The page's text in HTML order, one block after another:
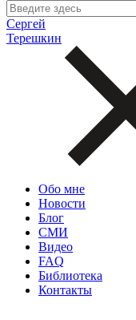
Сергей
Терешкин
Обо мне
Новости
Блог
СМИ
Видео
FAQ
Библиотека
Контакты